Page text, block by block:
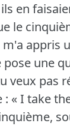
en
le
appris
une
veux pas
« I take